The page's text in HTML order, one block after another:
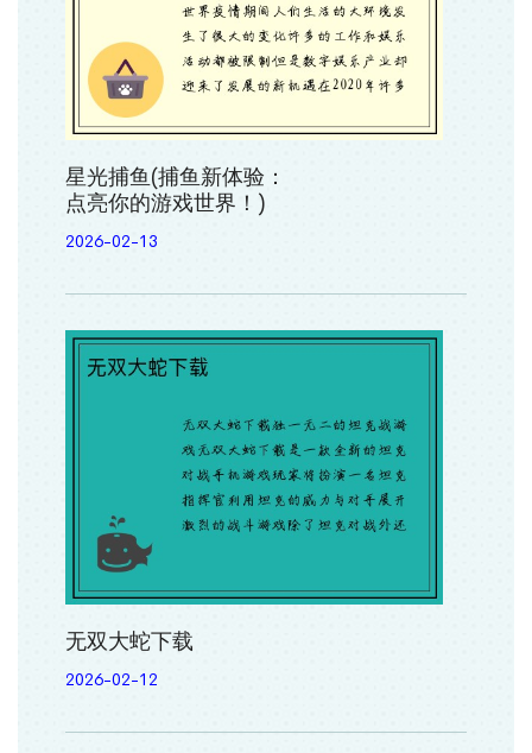
星光捕鱼(捕鱼新体验：
点亮你的游戏世界！)
2026-02-13
无双大蛇下载
2026-02-12